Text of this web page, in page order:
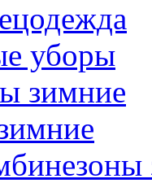
уборы
зимние